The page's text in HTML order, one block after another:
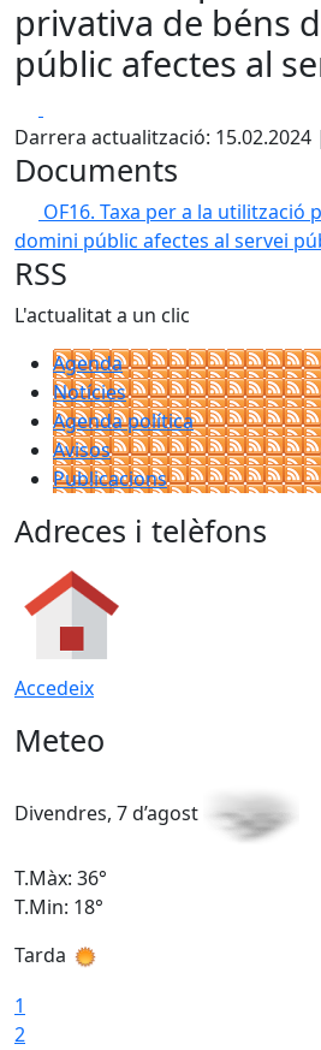
privativa de béns
públic afectes al
Darrera actualització: 15.02.2024
Documents
OF16. Taxa per a la utilització
domini públic afectes al servei
RSS
L'actualitat a un clic
Agenda
Notícies
Agenda política
Avisos
Publicacions
Adreces i telèfons
Accedeix
Meteo
Divendres, 7 d’agost
T.Màx: 36°
T.Min: 18°
Tarda
1
2